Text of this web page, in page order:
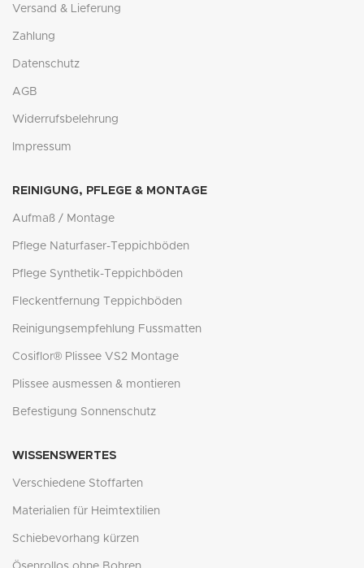
Versand & Lieferung
Zahlung
Datenschutz
AGB
Widerrufsbelehrung
Impressum
REINIGUNG, PFLEGE & MONTAGE
Aufmaß / Montage
Pflege Naturfaser-Teppichböden
Pflege Synthetik-Teppichböden
Fleckentfernung Teppichböden
Reinigungsempfehlung Fussmatten
Cosiflor® Plissee VS2 Montage
Plissee ausmessen & montieren
Befestigung Sonnenschutz
WISSENSWERTES
Verschiedene Stoffarten
Materialien für Heimtextilien
Schiebevorhang kürzen